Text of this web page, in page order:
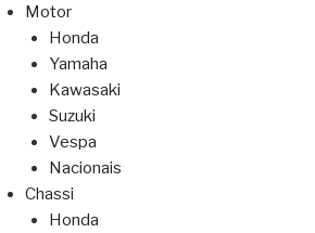
Motor
Honda
Yamaha
Kawasaki
Suzuki
Vespa
Nacionais
Chassi
Honda